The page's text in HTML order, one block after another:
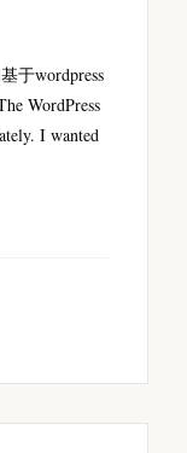
于wordpress
WordPress
I wanted